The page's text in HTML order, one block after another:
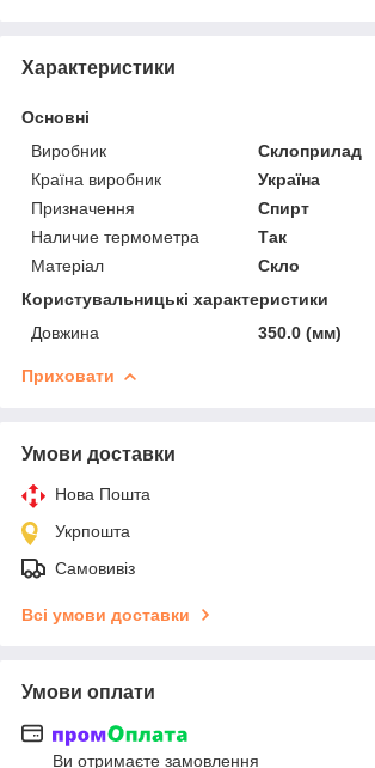
Характеристики
Основні
Виробник
Склоприлад
Країна виробник
Україна
Призначення
Спирт
Наличие термометра
Так
Матеріал
Скло
Користувальницькі характеристики
Довжина
350.0 (мм)
Приховати
Умови доставки
Нова Пошта
Укрпошта
Самовивіз
Всі умови доставки
Умови оплати
Ви отримаєте замовлення